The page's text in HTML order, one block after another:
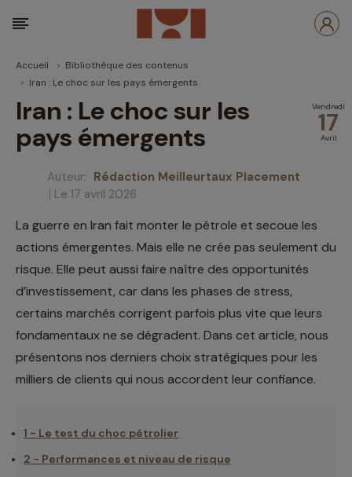
Accueil
Bibliothèque des contenus
Iran : Le choc sur les pays émergents
Vendredi
17
Avril
Iran : Le choc sur les
pays émergents
Auteur: Rédaction Meilleurtaux Placement
Le 17 avril 2026
La guerre en Iran fait monter le pétrole et secoue les
actions émergentes. Mais elle ne crée pas seulement du
risque. Elle peut aussi faire naître des opportunités
d’investissement, car dans les phases de stress,
certains marchés corrigent parfois plus vite que leurs
fondamentaux ne se dégradent. Dans cet article, nous
présentons nos derniers choix stratégiques pour les
milliers de clients qui nous accordent leur confiance.
1 - Le test du choc pétrolier
2 - Performances et niveau de risque